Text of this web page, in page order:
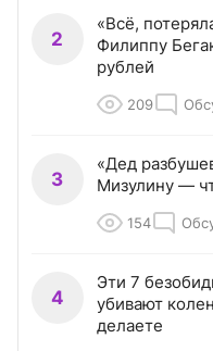
2
«Всё,
Филиппу
рублей
209
3
«Дед
Мизулину —
154
4
Эти 7
убивают
делаете